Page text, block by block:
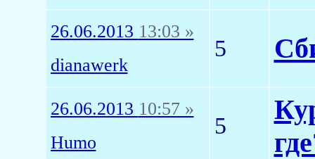
26.06.2013 13:03 »
dianawerk
5
26.06.2013 10:57 »
Humo
5